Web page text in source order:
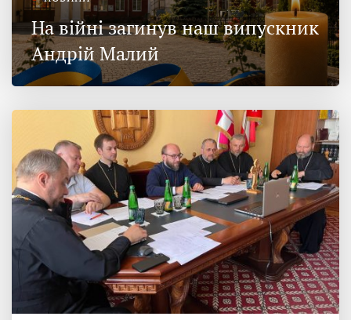
На війні загинув наш випускник
Андрій Малий